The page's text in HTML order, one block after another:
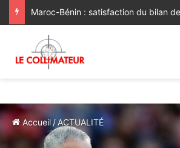
Accueil/ACTUALITÉ